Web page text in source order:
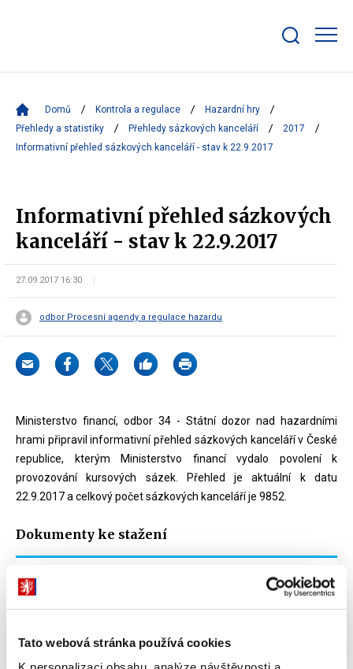
Tato webová stránka používá cookies
bar
Domů Kontrola a regulace
Hazardní hry
Přehledy a statistiky
Přehledy sázkových kanceláří
2017
Informativní přehled sázkových kanceláří - stav k 22.9.2017
Informativní přehled sázkových
kanceláří - stav k 22.9.2017
27.09.2017 16:30
odbor Procesní agendy a regulace hazardu
Ministerstvo financí, odbor 34 - Státní dozor nad hazardními
hrami připravil informativní přehled sázkových kanceláří v České
republice, kterým Ministerstvo financí vydalo povolení k
provozování kursových sázek. Přehled je aktuální k datu
22.9.2017 a celkový počet sázkových kanceláří je 9852.
Dokumenty ke stažení
Informativní přehled sázkových kanceláří -